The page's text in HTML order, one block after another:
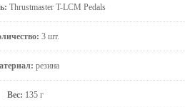
Thrustmaster T-LCM Pedals
3 шт.
резина
Вес: 135 г